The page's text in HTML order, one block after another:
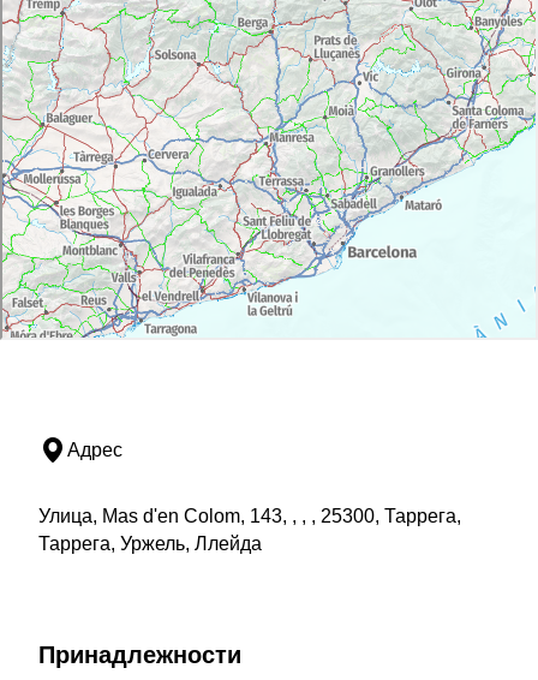
Адрес
Улица, Mas d'en Colom, 143, , , , 25300, Таррега,
Таррега, Уржель, Ллейда
Принадлежности